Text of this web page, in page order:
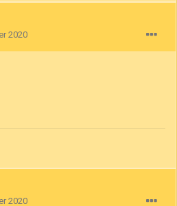
2020
2020